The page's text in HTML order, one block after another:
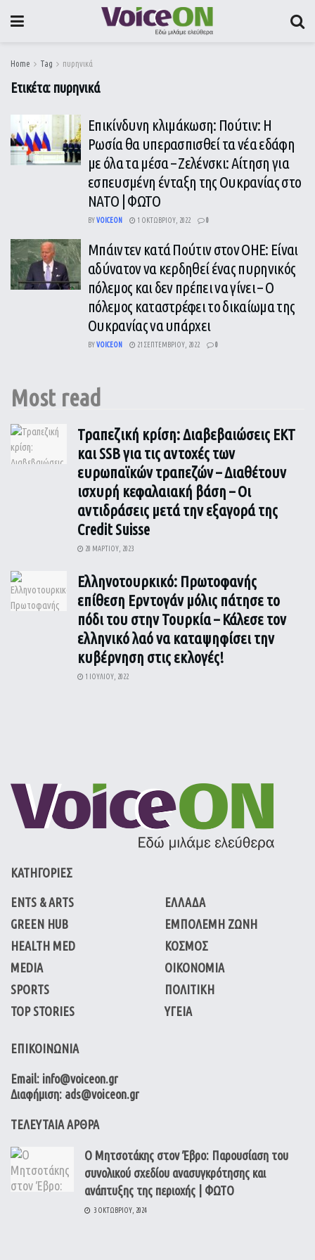
Home Tag πυρηνικά
Ετικέτα: πυρηνικά
Επικίνδυνη κλιμάκωση: Πούτιν: Η
Ρωσία θα υπερασπισθεί τα νέα εδάφη
με όλα τα μέσα – Ζελένσκι: Αίτηση για
εσπευσμένη ένταξη της Ουκρανίας στο
ΝΑΤΟ | ΦΩΤΟ
BYVOICEON 1 ΟΚΤΩΒΡΊΟΥ, 2022 0
Μπάιντεν κατά Πούτιν στον ΟΗΕ: Είναι
αδύνατον να κερδηθεί ένας πυρηνικός
πόλεμος και δεν πρέπει να γίνει – Ο
πόλεμος καταστρέφει το δικαίωμα της
Ουκρανίας να υπάρχει
BYVOICEON 21 ΣΕΠΤΕΜΒΡΊΟΥ, 2022 0
Most read
Τραπεζική κρίση: Διαβεβαιώσεις ΕΚΤ
και SSB για τις αντοχές των
ευρωπαϊκών τραπεζών – Διαθέτουν
ισχυρή κεφαλαιακή βάση – Οι
αντιδράσεις μετά την εξαγορά της
Credit Suisse
20 ΜΑΡΤΊΟΥ, 2023
Ελληνοτουρκικό: Πρωτοφανής
επίθεση Ερντογάν μόλις πάτησε το
πόδι του στην Τουρκία – Κάλεσε τον
ελληνικό λαό να καταψηφίσει την
κυβέρνηση στις εκλογές!
1 ΙΟΥΛΊΟΥ, 2022
ΚΑΤΗΓΟΡΙΕΣ
ENTS & ARTS
GREEN HUB
HEALTH MED
MEDIA
SPORTS
TOP STORIES
ΕΛΛΑΔΑ
ΕΜΠΟΛΕΜΗ ΖΩΝΗ
ΚΟΣΜΟΣ
ΟΙΚΟΝΟΜΙΑ
ΠΟΛΙΤΙΚΗ
ΥΓΕΙΑ
ΕΠΙΚΟΙΝΩΝΙΑ
Email: info@voiceon.gr
Διαφήμιση: ads@voiceon.gr
ΤΕΛΕΥΤΑΙΑ ΑΡΘΡΑ
Ο Μητσοτάκης στον Έβρο: Παρουσίαση του
συνολικού σχεδίου ανασυγκρότησης και
ανάπτυξης της περιοχής | ΦΩΤΟ
3 ΟΚΤΩΒΡΊΟΥ, 2024